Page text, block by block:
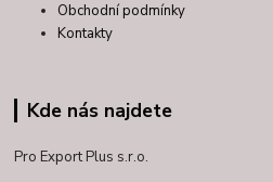
Obchodní podmínky
Kontakty
Kde nás najdete
Pro Export Plus s.r.o.